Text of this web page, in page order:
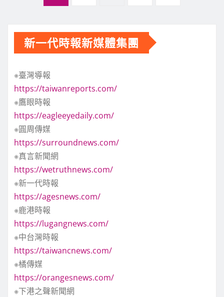
章
分
頁
新一代時報新媒體集團
※臺灣導報
https://taiwanreports.com/
※鷹眼時報
https://eagleeyedaily.com/
※圓周傳媒
https://surroundnews.com/
※真言新聞網
https://wetruthnews.com/
※新一代時報
https://agesnews.com/
※鹿港時報
https://lugangnews.com/
※中台灣時報
https://taiwancnews.com/
※橘傳媒
https://orangesnews.com/
※下港之聲新聞網